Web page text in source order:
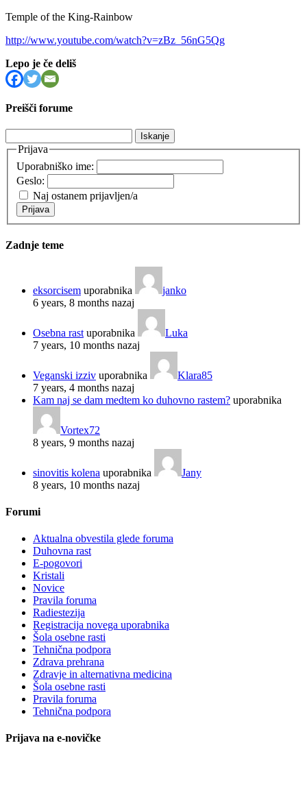
Temple of the King-Rainbow
http://www.youtube.com/watch?v=zBz_56nG5Qg
Lepo je če deliš
Preišči forume
Prijava
Uporabniško ime:
Geslo:
Naj ostanem prijavljen/a
Prijava
Zadnje teme
eksorcisem uporabnika
janko
6 years, 8 months nazaj
Osebna rast uporabnika
Luka
7 years, 10 months nazaj
Veganski izziv uporabnika
Klara85
7 years, 4 months nazaj
Kam naj se dam medtem ko duhovno rastem? uporabnika
Vortex72
8 years, 9 months nazaj
sinovitis kolena uporabnika
Jany
8 years, 10 months nazaj
Forumi
Aktualna obvestila glede foruma
Duhovna rast
E-pogovori
Kristali
Novice
Pravila foruma
Radiestezija
Registracija novega uporabnika
Šola osebne rasti
Tehnična podpora
Zdrava prehrana
Zdravje in alternativna medicina
Šola osebne rasti
Pravila foruma
Tehnična podpora
Prijava na e-novičke